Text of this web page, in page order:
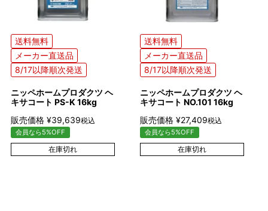
送料無料
メーカー直送品
8/17以降順次発送
ニッペホームプロダクツ ヘ
キサコート PS-K 16kg
販売価格 ¥39,639税込
会員なら5%OFF
在庫切れ
送料無料
メーカー直送品
8/17以降順次発送
ニッペホームプロダクツ ヘ
キサコート NO.101 16kg
販売価格 ¥27,409税込
会員なら5%OFF
在庫切れ